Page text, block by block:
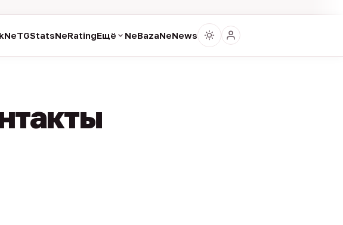
NeTGStatsNeRatingЕщё NeBazaNeNews